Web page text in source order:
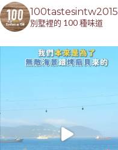
100tastesintw2015
別墅裡的 100 種味道